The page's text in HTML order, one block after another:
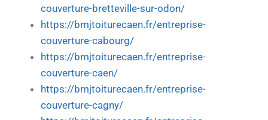
couverture-bretteville-sur-odon/
https://bmjtoiturecaen.fr/entreprise-
couverture-cabourg/
https://bmjtoiturecaen.fr/entreprise-
couverture-caen/
https://bmjtoiturecaen.fr/entreprise-
couverture-cagny/